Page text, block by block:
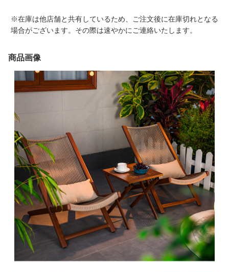
※在庫は他店舗と共有しているため、ご注文後に在庫切れとなる
場合がございます。その際は速やかにご連絡いたします。
商品画像